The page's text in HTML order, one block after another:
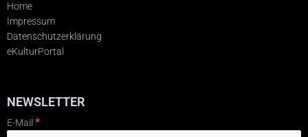
Home
Impressum
Datenschutzerklärung
eKulturPortal
NEWSLETTER
E-Mail *